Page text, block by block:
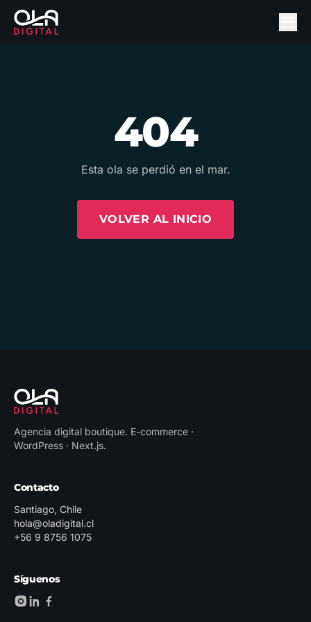
404
Esta ola se perdió en el mar.
VOLVER AL INICIO
Agencia digital boutique. E-commerce ·
WordPress · Next.js.
Contacto
Santiago, Chile
hola@oladigital.cl
+56 9 8756 1075
Síguenos